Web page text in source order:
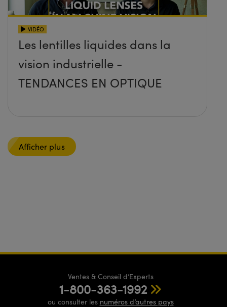
VIDÉO
Les lentilles liquides dans la
vision industrielle -
TENDANCES EN OPTIQUE
Afficher plus
Ventes & Conseil d’Experts
1-800-363-1992
ou consulter les numéros d’autres pays